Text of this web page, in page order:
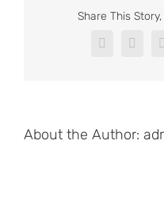
Share This
Facebook
X
About the Author: